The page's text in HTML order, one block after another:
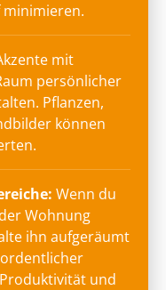
mit
persönlicher
Pflanzen,
können
Wenn du
Wohnung
ihn aufgeräumt
und